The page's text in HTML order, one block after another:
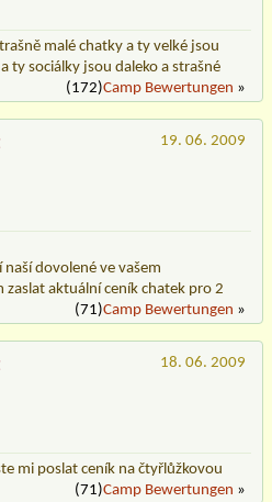
malé chatky a ty velké jsou
ty sociálky jsou daleko a strašné
(172)Camp Bewertungen »
19. 06. 2009
dovolené ve vašem
aktuální ceník chatek pro 2
(71)Camp Bewertungen »
18. 06. 2009
mi poslat ceník na čtyřlůžkovou
(71)Camp Bewertungen »